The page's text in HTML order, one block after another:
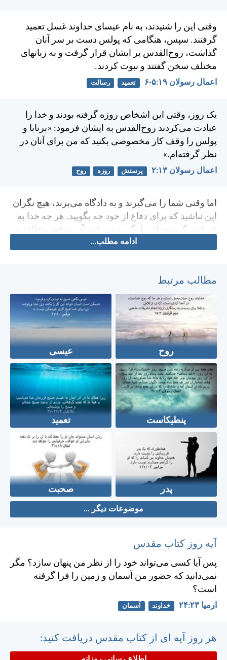
وقتی اين را شنيدند، به نام عيسای خداوند غسل تعميد
گرفتند. سپس، هنگامی كه پولس دست بر سر آنان
گذاشت، روح‌القدس بر ايشان قرار گرفت و به زبانهای
مختلف سخن گفتند و نبوت كردند.
اعمال رسولان ۱۹:‏۵-‏۶ تعمید رسالت
يک روز، وقتی اين اشخاص روزه گرفته بودند و خدا را
عبادت می‌كردند روح‌القدس به ايشان فرمود: «برنابا و
پولس را وقف كار مخصوصی بكنيد كه من برای آنان در
نظر گرفته‌ام.»
اعمال رسولان ۱۳:‏۲ پرستش روزه روح
اما وقتی شما را می‌گيرند و به دادگاه می‌برند، هيچ نگران
اين نباشيد كه برای دفاع از خود چه بگوييد. هر چه خدا به
شما می‌گويد همان را بگوييد، زيرا در آن موقع روح‌القدس
سخن خواهد گفت، نه شما.ادامه مطلب...
مطالب مرتبط
روح عیسی
پنطیکاست تعمید
پدر صحبت
موضوعات دیگر ...
آیه روز کتاب مقدس
پس آيا كسی می‌تواند خود را از نظر من پنهان سازد؟ مگر
نمی‌دانيد كه حضور من آسمان و زمين را فرا گرفته
است؟
ارميا ۲۳:‏۲۴ خداوند آسمان
هر روز آیه ای از کتاب مقدس دریافت کنید: